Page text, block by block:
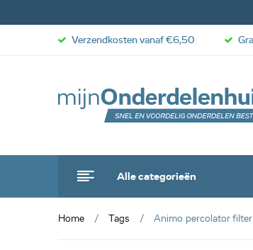
Alle categorieën
Verzendkosten vanaf €6,50
Home Tags Animo percolator filter